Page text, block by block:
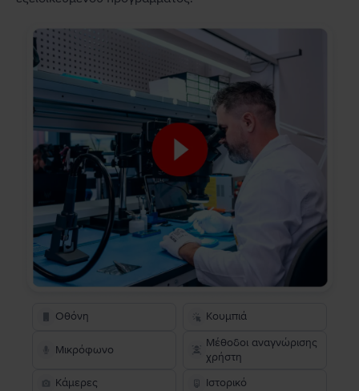
Οθόνη Κουμπιά
Μικρόφωνο
Μέθοδοι αναγνώρισης
χρήστη
Κάμερες
Ιστορικό